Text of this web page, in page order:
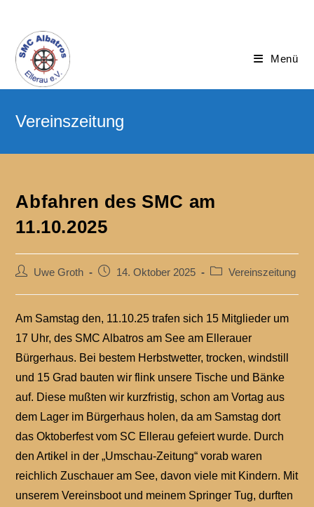
springen
Menü
Abfahren des SMC am
11.10.2025
Beitrags-Uwe Groth
Beitrag14. Oktober 2025
Beitrags-
Vereinszeitung
Am Samstag den, 11.10.25 trafen sich 15 Mitglieder um
17 Uhr, des SMC Albatros am See am Ellerauer
Bürgerhaus. Bei bestem Herbstwetter, trocken, windstill
und 15 Grad bauten wir flink unsere Tische und Bänke
auf. Diese mußten wir kurzfristig, schon am Vortag aus
dem Lager im Bürgerhaus holen, da am Samstag dort
das Oktoberfest vom SC Ellerau gefeiert wurde. Durch
den Artikel in der „Umschau-Zeitung“ vorab waren
reichlich Zuschauer am See, davon viele mit Kindern. Mit
unserem Vereinsboot und meinem Springer Tug, durften